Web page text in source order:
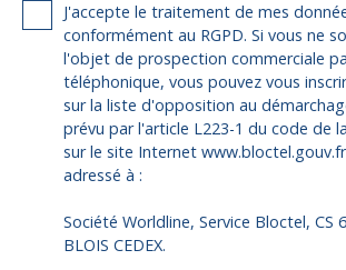
J'accepte le traitement de mes
conformément au RGPD. Si vous ne
l'objet de prospection commerciale
téléphonique, vous pouvez vous
sur la liste d'opposition au
prévu par l'article L223-1 du code de
sur le site Internet
adressé à :
Société Worldline, Service Bloctel, CS
BLOIS CEDEX.